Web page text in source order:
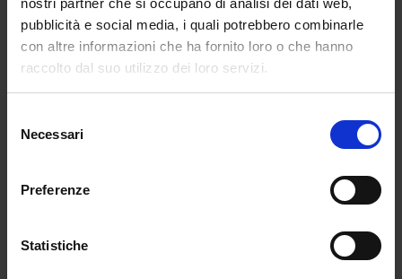
pubblicità e social media, i quali potrebbero combinarle
con altre informazioni che ha fornito loro o che hanno
raccolto dal suo utilizzo dei loro servizi.
delNecessari
Preferenze
Statistiche
atterra a Parigi per l’ultima settimana del fashion